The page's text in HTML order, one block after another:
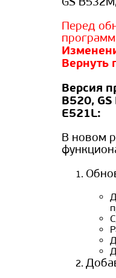
Перед
Вернуть
Версия
B520,
E521L:
В новом